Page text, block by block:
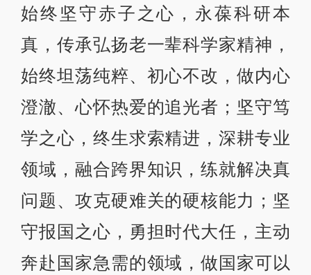
始终坚守赤子之心，永葆科研本
真，传承弘扬老一辈科学家精神，
始终坦荡纯粹、初心不改，做内心
澄澈、心怀热爱的追光者；坚守笃
学之心，终生求索精进，深耕专业
领域，融合跨界知识，练就解决真
问题、攻克硬难关的硬核能力；坚
守报国之心，勇担时代大任，主动
奔赴国家急需的领域，做国家可以